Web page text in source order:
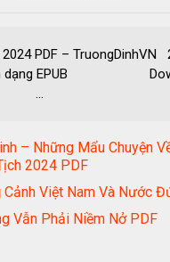
PDF – TruongDinhVN
dạng EPUB
...
– Những Mẩu Chuyện
2024 PDF
Cảnh Việt Nam Và Nước
Vẫn Phải Niềm Nở PDF